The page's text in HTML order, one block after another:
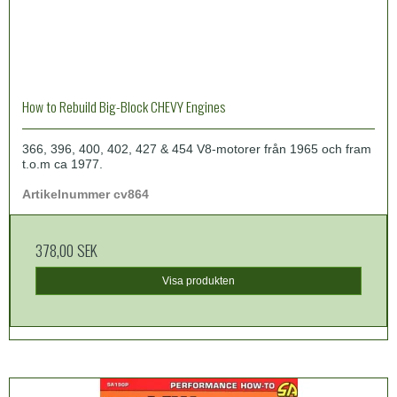
How to Rebuild Big-Block CHEVY Engines
366, 396, 400, 402, 427 & 454 V8-motorer från 1965 och fram
t.o.m ca 1977.
Artikelnummer cv864
378,00 SEK
Visa produkten